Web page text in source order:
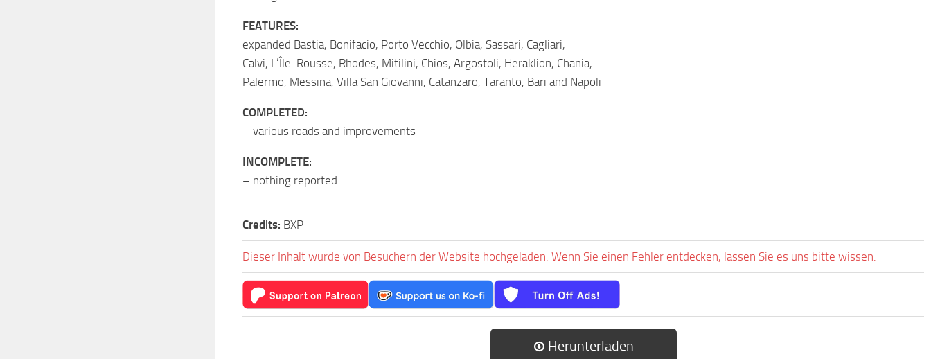
FEATURES:
expanded Bastia, Bonifacio, Porto Vecchio, Olbia, Sassari, Cagliari,
Calvi, L’Île-Rousse, Rhodes, Mitilini, Chios, Argostoli, Heraklion, Chania,
Palermo, Messina, Villa San Giovanni, Catanzaro, Taranto, Bari and Napoli
COMPLETED:
– various roads and improvements
INCOMPLETE:
– nothing reported
Credits: BXP
Dieser Inhalt wurde von Besuchern der Website hochgeladen. Wenn Sie einen Fehler entdecken, lassen Sie es uns bitte wissen.
Herunterladen